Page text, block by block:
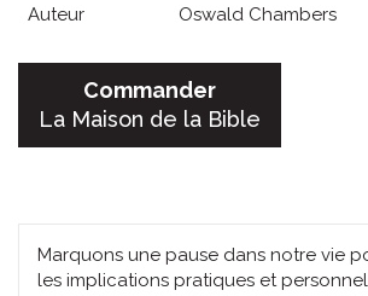
Auteur Oswald Chambers
Commander
La Maison de la Bible
Marquons une pause dans notre vie
les implications pratiques et